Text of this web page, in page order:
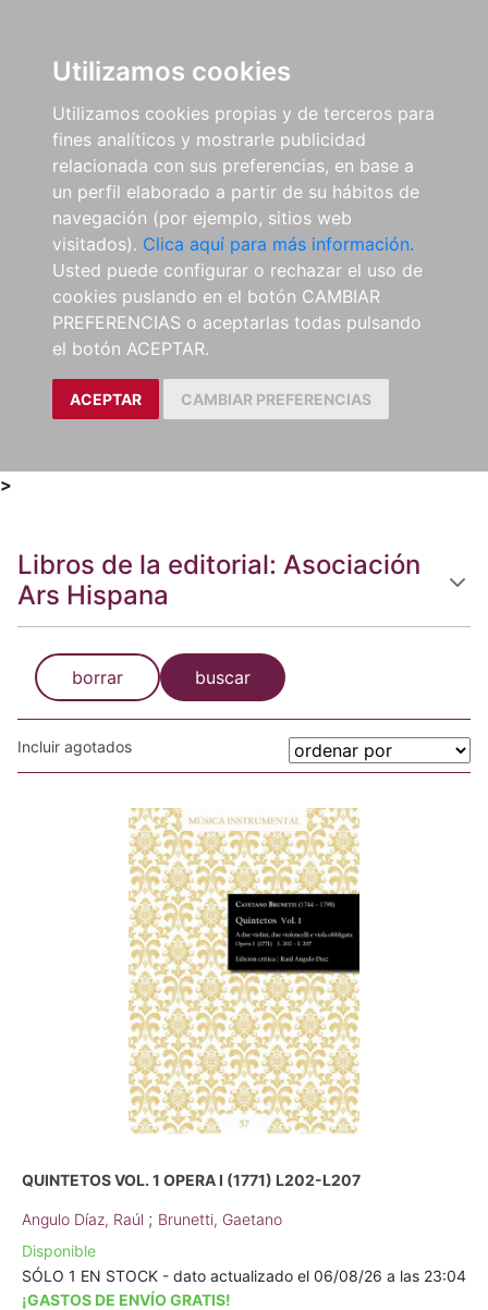
Utilizamos cookies
Utilizamos cookies propias y de terceros para
fines analíticos y mostrarle publicidad
relacionada con sus preferencias, en base a
un perfil elaborado a partir de su hábitos de
navegación (por ejemplo, sitios web
visitados). Clica aquí para más información.
Usted puede configurar o rechazar el uso de
cookies puslando en el botón CAMBIAR
PREFERENCIAS o aceptarlas todas pulsando
el botón ACEPTAR.
ACEPTAR CAMBIAR PREFERENCIAS
>
Libros de la editorial: Asociación
Ars Hispana
borrar buscar
Incluir agotados
QUINTETOS VOL. 1 OPERA I (1771) L202-L207
Angulo Díaz, Raúl ; Brunetti, Gaetano
Disponible
SÓLO 1 EN STOCK - dato actualizado el 06/08/26 a las 23:04
¡GASTOS DE ENVÍO GRATIS!